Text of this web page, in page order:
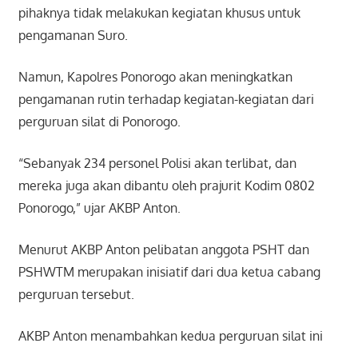
pihaknya tidak melakukan kegiatan khusus untuk
pengamanan Suro.
Namun, Kapolres Ponorogo akan meningkatkan
pengamanan rutin terhadap kegiatan-kegiatan dari
perguruan silat di Ponorogo.
“Sebanyak 234 personel Polisi akan terlibat, dan
mereka juga akan dibantu oleh prajurit Kodim 0802
Ponorogo,” ujar AKBP Anton.
Menurut AKBP Anton pelibatan anggota PSHT dan
PSHWTM merupakan inisiatif dari dua ketua cabang
perguruan tersebut.
AKBP Anton menambahkan kedua perguruan silat ini